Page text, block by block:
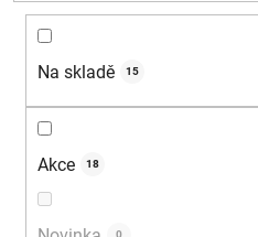
d
Na skladě 15
Akce 18
0